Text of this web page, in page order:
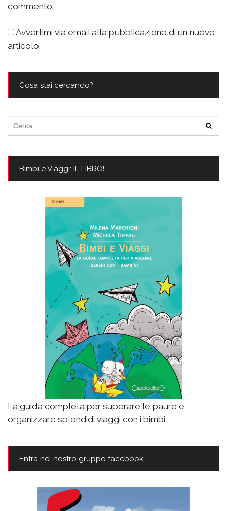
commento.
Avvertimi via email alla pubblicazione di un nuovo
articolo
Cosa stai cercando?
per:
Bimbi e Viaggi: IL LIBRO!
La guida completa per superare le paure e
organizzare splendidi viaggi con i bimbi
Entra nel nostro gruppo facebook